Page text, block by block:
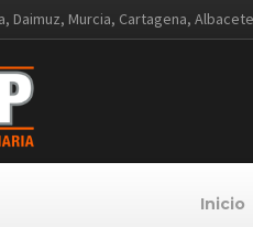
Daimuz, Murcia, Cartagena,
Inicio